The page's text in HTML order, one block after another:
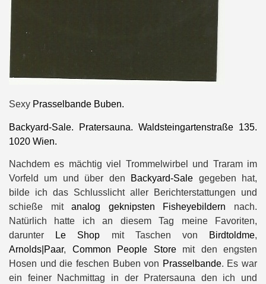
Sexy Prasselbande Buben.
Backyard-Sale. Pratersauna. Waldsteingartenstraße 135.
1020 Wien.
Nachdem es mächtig viel Trommelwirbel und Traram im
Vorfeld um und über den
Backyard-Sale gegeben hat,
bilde ich das Schlusslicht aller Berichterstattungen und
schieße mitanalog geknipsten Fisheyebildern nach.
Natürlich hatte ich an diesem Tag meine Favoriten,
darunter
Le Shop mit Taschen von Birdtoldme,
Arnolds|Paar, Common People Storemit den engsten
Hosen und die feschen Buben von Prasselbande. Es war
ein feiner Nachmittag in der Pratersauna den ich und